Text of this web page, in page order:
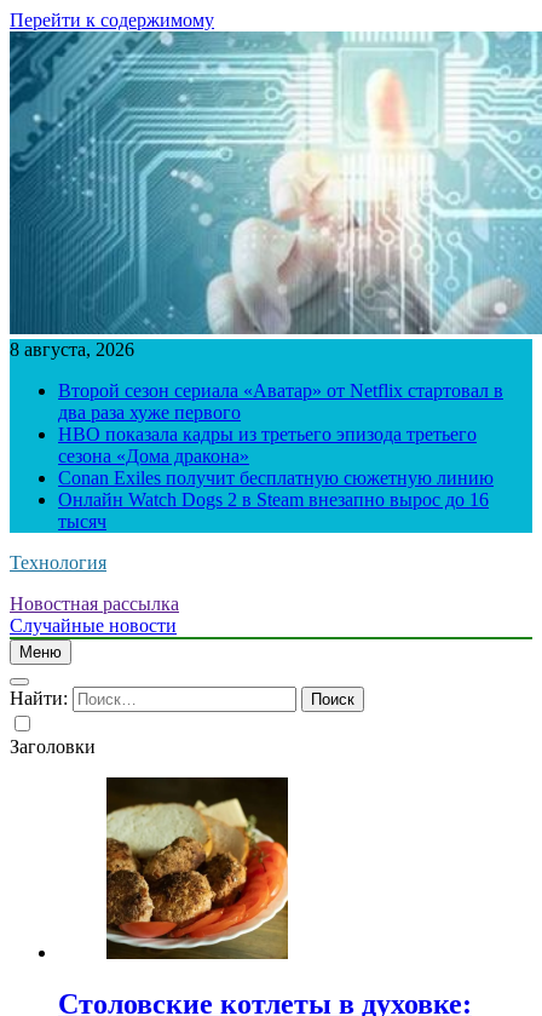
Перейти к содержимому
8 августа, 2026
Второй сезон сериала «Аватар» от Netflix стартовал в
два раза хуже первого
HBO показала кадры из третьего эпизода третьего
сезона «Дома дракона»
Conan Exiles получит бесплатную сюжетную линию
Онлайн Watch Dogs 2 в Steam внезапно вырос до 16
тысяч
Технология
Новостная рассылка
Случайные новости
Меню
Найти:
Заголовки
Столовские котлеты в духовке: